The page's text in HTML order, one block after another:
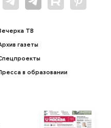
ТВ
газеты
в образовании